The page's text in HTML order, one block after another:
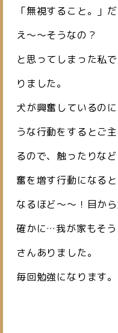
「無視すること。」だ
え～～そうなの？
と思ってしまった私
りました。
犬が興奮しているの
うな行動をするとご
るので、触ったりな
奮を増す行動になると
なるほど～～！目から
確かに…我が家もそ
さんありました。
毎回勉強になります。